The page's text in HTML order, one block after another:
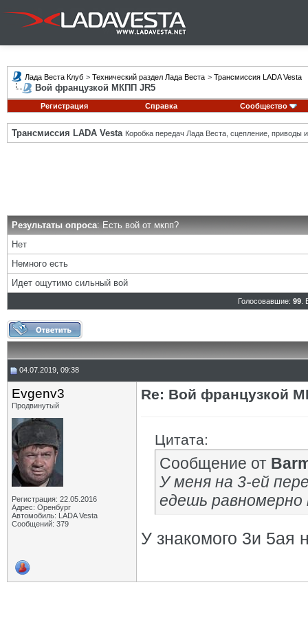
Лада Веста Клуб > Технический раздел Лада Веста > Трансмиссия LADA Vesta
Вой французкой МКПП JR5
Регистрация Справка Сообщество
Трансмиссия LADA Vesta Коробка передач Лада Веста, сцепление, приводы и
Результаты опроса: Есть вой от мкпп?
Нет
Немного есть
Идет ощутимо сильный вой
Голосовавшие: 99.
04.07.2019, 09:38
Evgenv3
Продвинутый
Регистрация: 22.05.2016
Адрес: Оренбург
Автомобиль: LADA Vesta
Сообщений: 379
Re: Вой французкой
Цитата:
Сообщение от
У меня на 3-ей
едешь равномерно
У знакомого 3и 5ая